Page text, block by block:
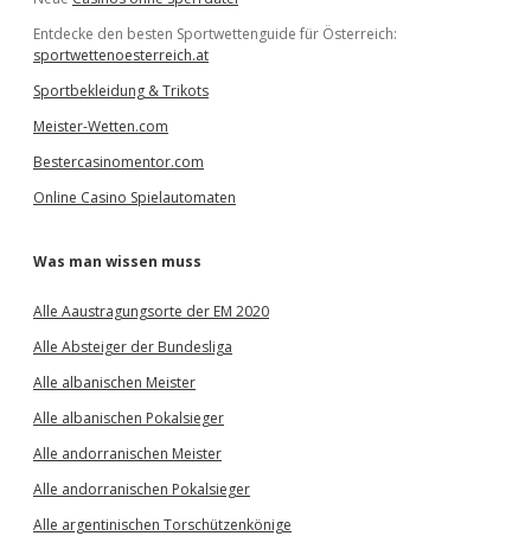
Entdecke den besten Sportwettenguide für Österreich:
sportwettenoesterreich.at
Sportbekleidung & Trikots
Meister-Wetten.com
Bestercasinomentor.com
Online Casino Spielautomaten
Was man wissen muss
Alle Aaustragungsorte der EM 2020
Alle Absteiger der Bundesliga
Alle albanischen Meister
Alle albanischen Pokalsieger
Alle andorranischen Meister
Alle andorranischen Pokalsieger
Alle argentinischen Torschützenkönige